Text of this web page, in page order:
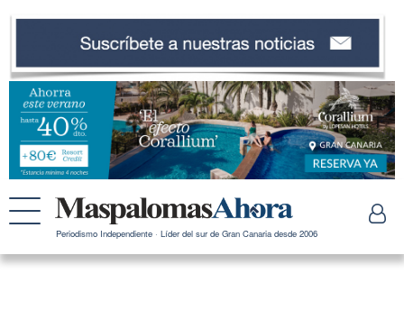
Periodismo Independiente · Líder del sur de Gran Canaria desde 2006